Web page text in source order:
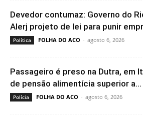
Devedor contumaz: Governo do
Alerj projeto de lei para punir
Política FOLHA DO ACO - agosto 6, 2026
Passageiro é preso na Dutra, em
de pensão alimentícia superior a...
Polícia FOLHA DO ACO - agosto 6, 2026